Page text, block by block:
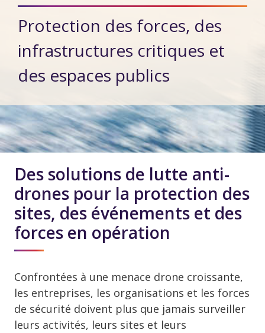
Protection des forces, des
infrastructures critiques et
des espaces publics
Des solutions de lutte anti-
drones pour la protection des
sites, des événements et des
forces en opération
Confrontées à une menace drone croissante,
les entreprises, les organisations et les forces
de sécurité doivent plus que jamais surveiller
leurs activités, leurs sites et leurs